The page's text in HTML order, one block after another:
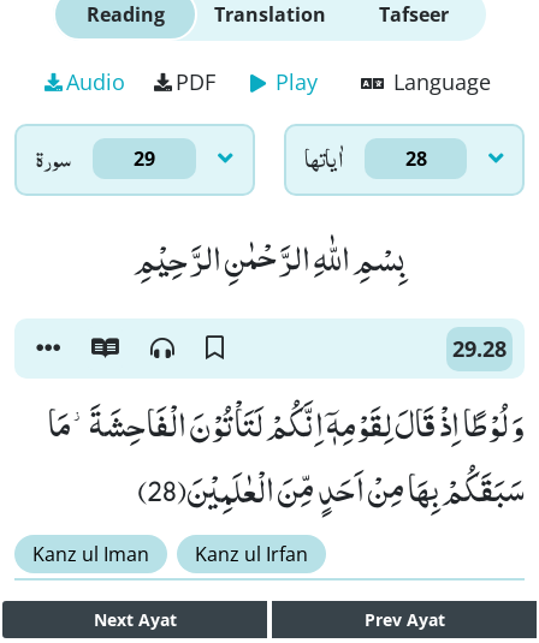
Reading Translation Tafseer
Audio PDF Play Language
سورۃ 29 اٰياتها 28
بِسْمِ اللّٰهِ الرَّحْمٰنِ الرَّحِیْمِ
29.28
وَ لُوْطًا اِذْ قَالَ لِقَوْمِهٖۤ اِنَّكُمْ لَتَاْتُوْنَ الْفَاحِشَةَ٘-مَا
سَبَقَكُمْ بِهَا مِنْ اَحَدٍ مِّنَ الْعٰلَمِیْنَ(28)
Kanz ul Iman Kanz ul Irfan
Next Ayat Prev Ayat